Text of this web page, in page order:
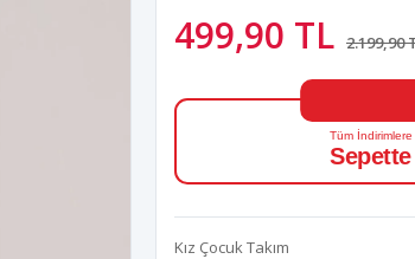
499,90 TL 2.199,90
Tüm İndirimlere
Kız Çocuk Takım